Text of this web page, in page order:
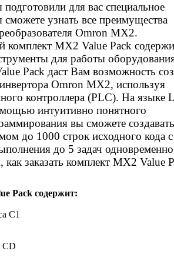
для вас специальное
узнать все преимущества
Omron MX2.
комплект MX2 Value Pack
для работы
Pack даст Вам возможность
Omron MX2, используя
контроллера (PLC). На языке
интуитивно понятного
вы сможете создавать
до 1000 строк исходного кода с
до 5 задач
заказать комплект MX2 Value
Pack содержит:
C1